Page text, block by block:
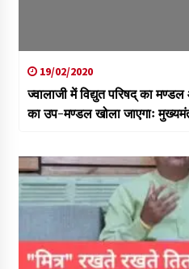
19/02/2020
ज्वालाजी में विद्युत परिषद् का
का उप-मण्डल खोला जाएगाः